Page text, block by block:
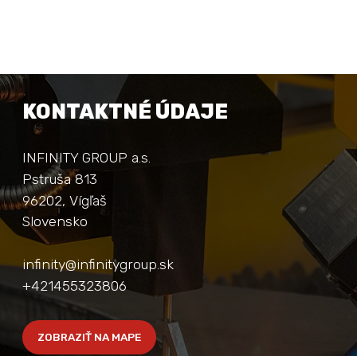
KONTAKTNÉ ÚDAJE
INFINITY GROUP a.s.
Pstruša 813
96202, Vígľaš
Slovensko
infinity@infinitygroup.sk
+421455323806
ZOBRAZIŤ NA MAPE